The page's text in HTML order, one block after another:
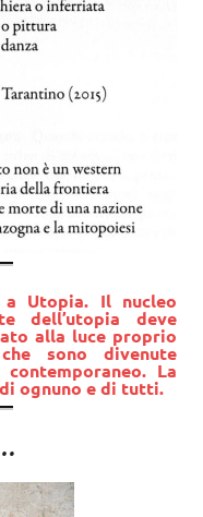
Utopia. Il nucleo
dell’utopia deve
alla luce proprio
sono divenute
La
ognuno e di tutti.